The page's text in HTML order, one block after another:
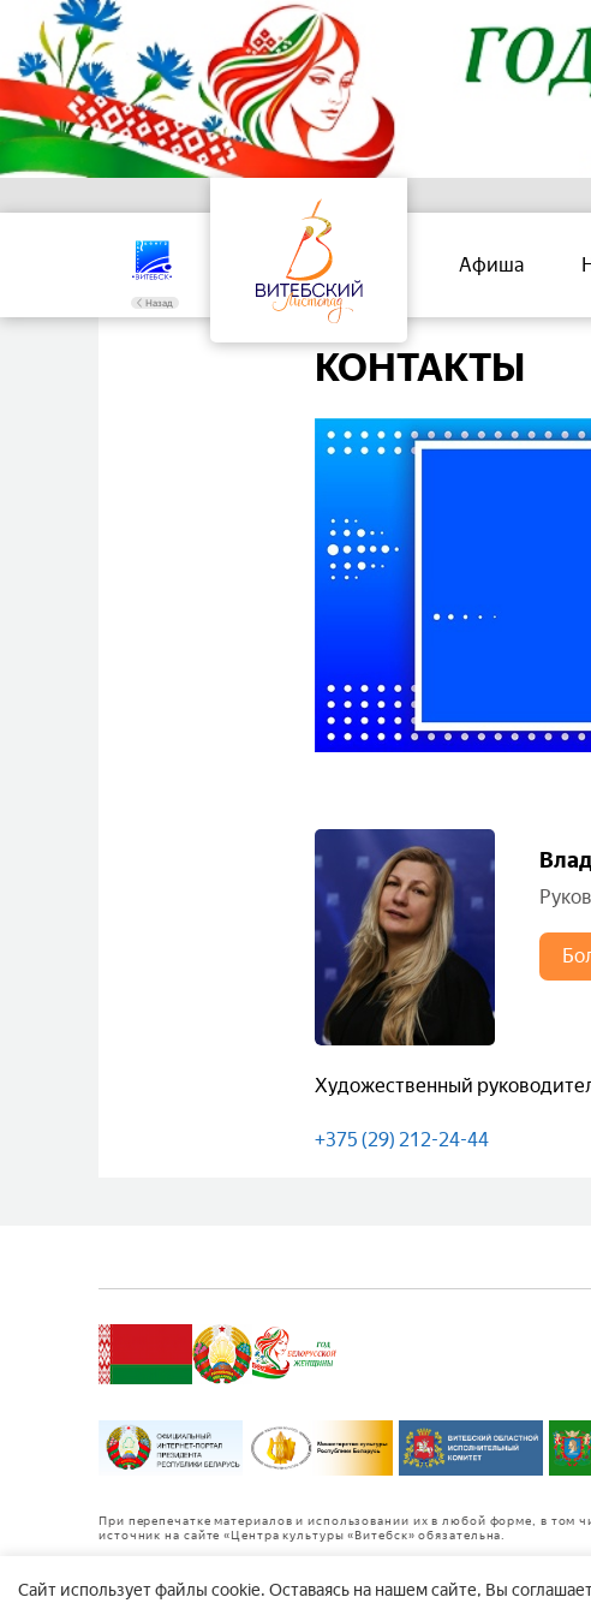
Назад
Афиша
КОНТАКТЫ
Художественный
+375 (29) 212-24-44
Cайт использует файлы cookie. Оставаясь на нашем сайте, Вы
При перепечатке материалов и использовании их в любой форме, в том
источник на сайте «Центра культуры «Витебск» обязательна.
Copyright © 1992-2026 Государственное учреждение «Центр культуры